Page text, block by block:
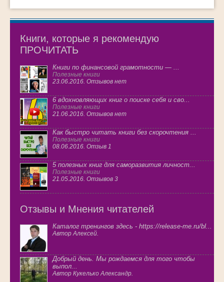
Книги, которые я рекомендую
ПРОЧИТАТЬ
Книги по финансовой грамотности — ...
Полезные книги
23.06.2016. Отзывов нет
6 вдохновляющих книг о поиске себя и сво...
Полезные книги
21.06.2016. Отзывов нет
Как быстро читать книги без скорочтения ...
Полезные книги
08.06.2016. Отзыв 1
5 полезных книг для саморазвития личност...
Полезные книги
21.05.2016. Отзывов 3
Отзывы и Мнения читателей
Каталог тренингов здесь - https://release-me.ru/bl...
Автор Алексей.
Добрый день. Мы рождаемся для того чтобы
выпол...
Автор Кукелько Александр.